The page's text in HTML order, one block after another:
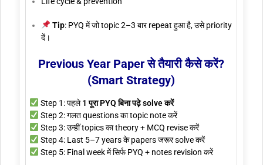
Tip: PYQ में जो topic 2–3 बार repeat हुआ है, उसे priority
दें।
Previous Year Paper से तैयारी कैसे करें?
(Smart Strategy)
Step 1: पहले1 पूरा PYQ बिना पढ़े solve करें
Step 2: गलत questions का topic note करें
Step 3: उन्हीं topics का theory + MCQ revise करें
Step 4: Last 5–7 years के papers जरूर solve करें
Step 5: Final week में सिर्फ PYQ + notes revision करें